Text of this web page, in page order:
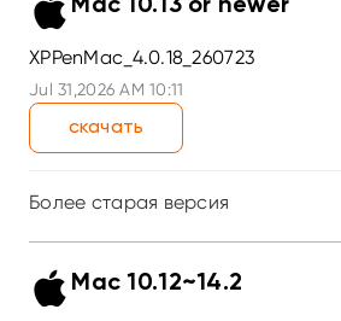
Mac 10.13 or newer
XPPenMac_4.0.18_260723
Jul 31,2026 AM 10:11
скачать
Более старая версия
Mac 10.12~14.2